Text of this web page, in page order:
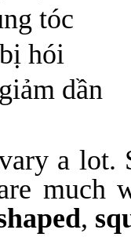
tóc
hói
dần
a lot.
much
,